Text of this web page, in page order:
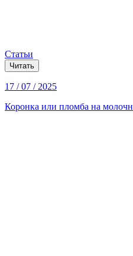
Статьи
Читать
17 / 07 / 2025
Коронка или пломба на